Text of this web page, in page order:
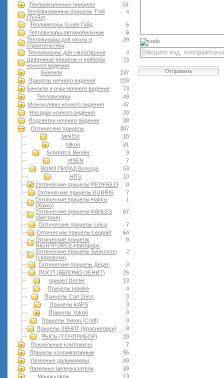
51
Тепловизионные прицелы
4
Тепловизионные прицелы Trail
(Трэйл)
6
Тепловизоры Guide Гайд
6
Тепловизоры автомобильные
39
Тепловизоры для охоты и
строительства
4
Тепловизоры для смартфонов
23
Цифровые прицелы и приборы
ночного видения
237
Бинокли
218
Прицелы ночного видения
73
Бинокли и очки ночного видения
49
Тепловизоры
47
Монокуляры ночного видения
20
Насадки ночного видения
38
Подсветки ночного видения
347
Оптические прицелы
10
MINOX
31
Nikon
9
Schmidt & Bender
7
VIXEN
53
ВОМЗ ПИЛАД Вологда
10
НПЗ
0
Оптические прицелы REDFIELD
7
Оптические прицелы BURRIS
1
Оптические прицелы Hakko
(Хакко)
67
Оптические прицелы KAHLES
(Австрия)
7
Оптические прицелы Leica
64
Оптические прицелы Leupold
0
Оптические прицелы
NIGHTFORCE Найтфорс
2
Оптические прицелы Swarovski
(сваровски)
3
Оптические прицелы Дедал
25
ПОСП (БЕЛОМО-ЗЕНИТ)
13
прицел Docter
4
Прицелы Hawke
3
Прицелы Carl Zeiss
3
Прицелы KAPS
0
Прицелы Yukon
0
Прицелы Yukon (Craft)
8
Прицелы ЗЕНИТ (Красногорск)
20
РЫСЬ (ТОЧПРИБОР)
7
Прицельные комплексы
95
Прицелы коллиматорные
49
Лазерные дальномеры
39
Лазерные целеуказатели
13
Монокуляры
Отправить